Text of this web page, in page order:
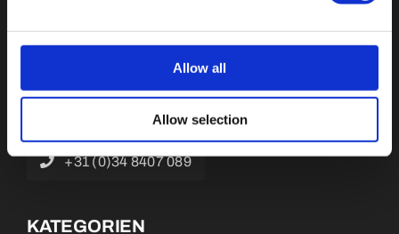
Allow all
Allow selection
Botnische Golf 9a, 3446 CN Woerden,
info@vianenonline.nl
+31 (0)34 8407 089
KATEGORIEN